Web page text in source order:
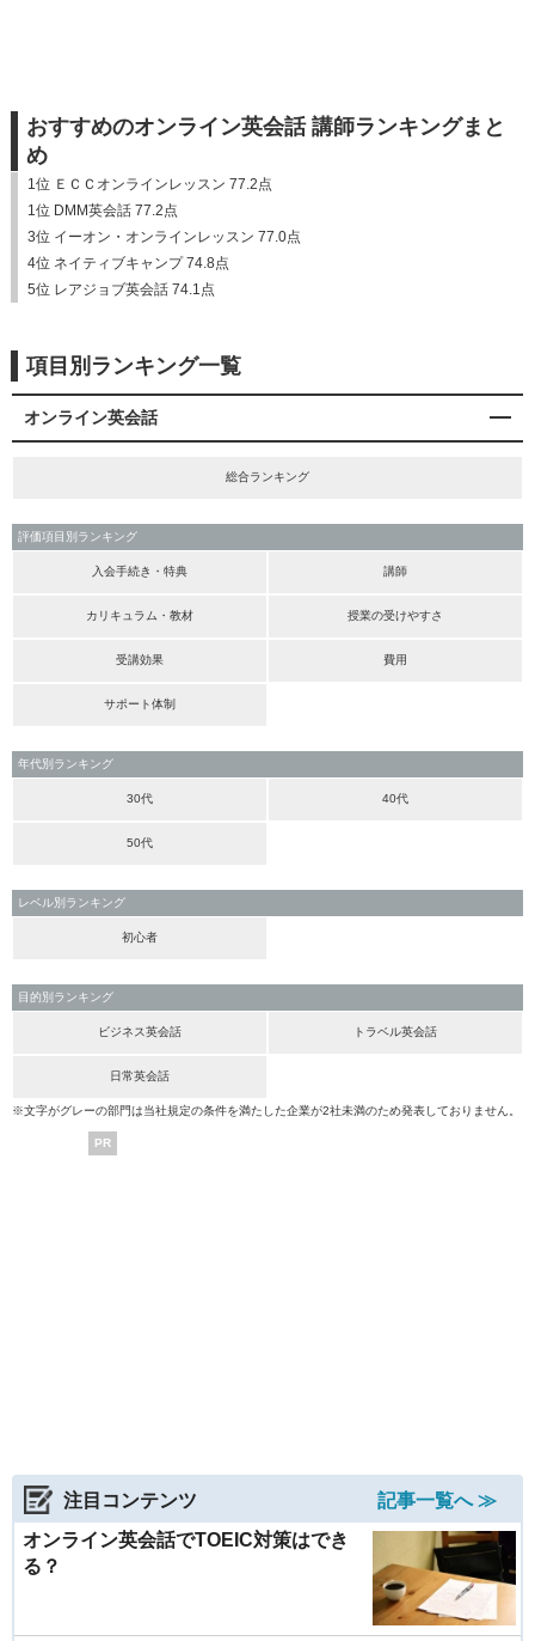
おすすめのオンライン英会話 講師ランキングまと
め
1位 ＥＣＣオンラインレッスン 77.2点
1位 DMM英会話 77.2点
3位 イーオン・オンラインレッスン 77.0点
4位 ネイティブキャンプ 74.8点
5位 レアジョブ英会話 74.1点
項目別ランキング一覧
オンライン英会話
総合ランキング
評価項目別ランキング
入会手続き・特典 講師
カリキュラム・教材 授業の受けやすさ
受講効果 費用
サポート体制
年代別ランキング
30代 40代
50代
レベル別ランキング
初心者
目的別ランキング
ビジネス英会話 トラベル英会話
日常英会話
※文字がグレーの部門は当社規定の条件を満たした企業が2社未満のため発表しておりません。
PR
注目コンテンツ
記事一覧へ ≫
オンライン英会話でTOEIC対策はでき
る？